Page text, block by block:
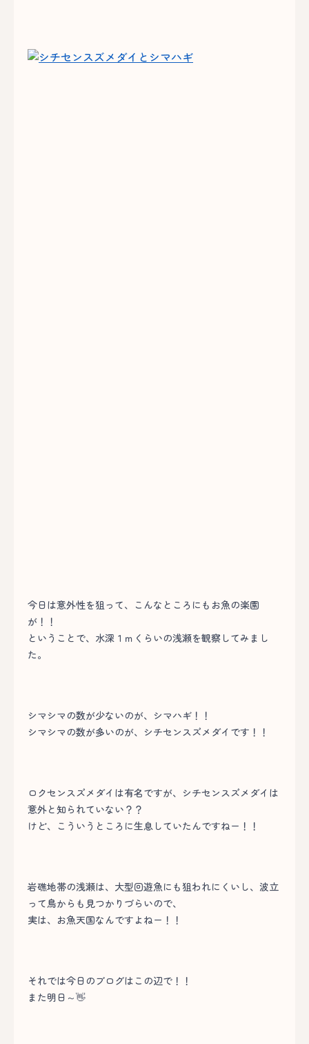
今日は意外性を狙って、こんなところにもお魚の楽園
が！！
ということで、水深１ｍくらいの浅瀬を観察してみまし
た。
シマシマの数が少ないのが、シマハギ！！
シマシマの数が多いのが、シチセンスズメダイです！！
ロクセンスズメダイは有名ですが、シチセンスズメダイは
意外と知られていない？？
けど、こういうところに生息していたんですねー！！
岩礁地帯の浅瀬は、大型回遊魚にも狙われにくいし、波立
って鳥からも見つかりづらいので、
実は、お魚天国なんですよねー！！
それでは今日のブログはこの辺で！！
また明日～👋